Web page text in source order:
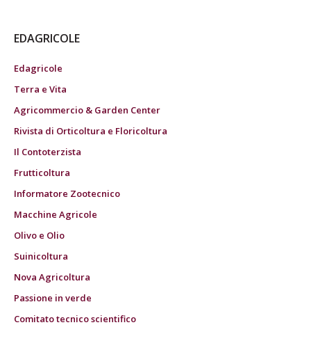
EDAGRICOLE
Edagricole
Terra e Vita
Agricommercio & Garden Center
Rivista di Orticoltura e Floricoltura
Il Contoterzista
Frutticoltura
Informatore Zootecnico
Macchine Agricole
Olivo e Olio
Suinicoltura
Nova Agricoltura
Passione in verde
Comitato tecnico scientifico